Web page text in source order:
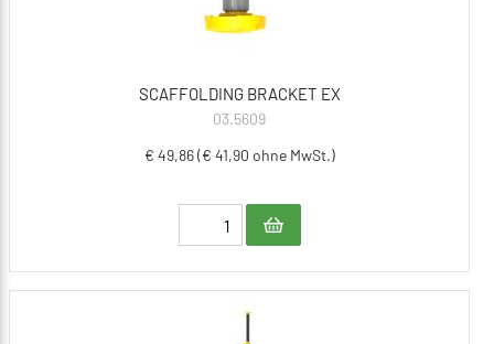
SCAFFOLDING BRACKET EX
03.5609
€ 49,86 (€ 41,90 ohne MwSt.)